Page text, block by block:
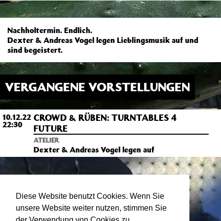
Diese Website benutzt Cookies. Wenn Sie
unsere Website weiter nutzen, stimmen Sie
Nachholtermin. Endlich.
Dexter & Andreas Vogel legen Lieblingsmusik auf und
sind begeistert.
VERGANGENE VORSTELLUNGEN
10.12.22
22:30
CROWD & RÜBEN: TURNTABLES 4
FUTURE
ATELIER
Dexter & Andreas Vogel legen auf